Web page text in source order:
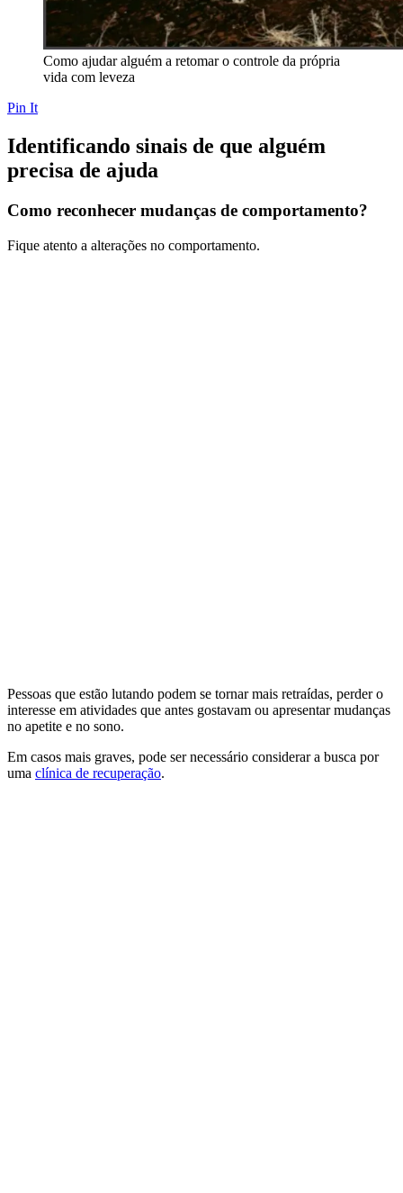
Como ajudar alguém a retomar o controle da própria
vida com leveza
Pin It
Identificando sinais de que alguém
precisa de ajuda
Como reconhecer mudanças de comportamento?
Fique atento a alterações no comportamento.
Pessoas que estão lutando podem se tornar mais retraídas, perder o
interesse em atividades que antes gostavam ou apresentar mudanças
no apetite e no sono.
Em casos mais graves, pode ser necessário considerar a busca por
uma clínica de recuperação.